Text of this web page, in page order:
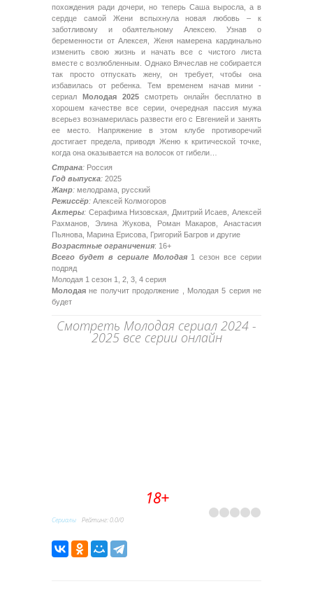
похождения ради дочери, но теперь Саша выросла, а в
сердце самой Жени вспыхнула новая любовь – к
заботливому и обаятельному Алексею. Узнав о
беременности от Алексея, Женя намерена кардинально
изменить свою жизнь и начать все с чистого листа
вместе с возлюбленным. Однако Вячеслав не собирается
так просто отпускать жену, он требует, чтобы она
избавилась от ребенка. Тем временем начав мини -
сериал Молодая 2025 смотреть онлайн бесплатно в
хорошем качестве все серии, очередная пассия мужа
всерьез вознамерилась развести его с Евгенией и занять
ее место. Напряжение в этом клубе противоречий
достигает предела, приводя Женю к критической точке,
когда она оказывается на волосок от гибели…
Страна: Россия
Год выпуска: 2025
Жанр: мелодрама, русский
Режиссёр: Алексей Колмогоров
Актеры: Серафима Низовская, Дмитрий Исаев, Алексей
Рахманов, Элина Жукова, Роман Макаров, Анастасия
Пьянова, Марина Ерисова, Григорий Багров и другие
Возрастные ограничения: 16+
Всего будет в сериале Молодая1 сезон все серии
подряд
Молодая 1 сезон 1, 2, 3, 4 серия
Молодая не получит продолжение , Молодая 5 серия не
будет
Смотреть Молодая сериал 2024 -
2025 все серии онлайн
18+
Сериалы Рейтинг:0.0/0